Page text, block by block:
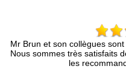
réactifs et sympathiques.
prestation sur notre toiture et